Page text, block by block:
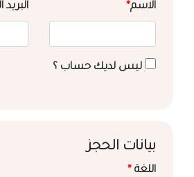
الاسم* البريد
ليس لديك حساب ؟
بيانات الحجز
اللغة *